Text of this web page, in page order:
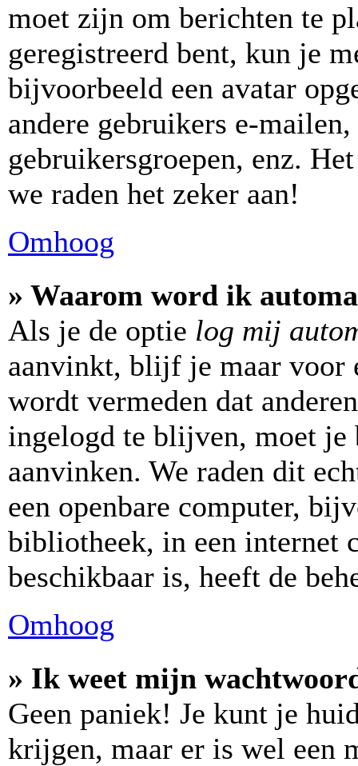
moet zijn om berichten te
geregistreerd bent, kun je
bijvoorbeeld een avatar
andere gebruikers e-
gebruikersgroepen, enz.
we raden het zeker aan!
Omhoog
» Waarom word ik
Als je de optie log mij
aanvinkt, blijf je maar voor
wordt vermeden dat
ingelogd te blijven, moet
aanvinken. We raden dit
een openbare computer,
bibliotheek, in een internet
beschikbaar is, heeft de
Omhoog
» Ik weet mijn
Geen paniek! Je kunt je
krijgen, maar er is wel een